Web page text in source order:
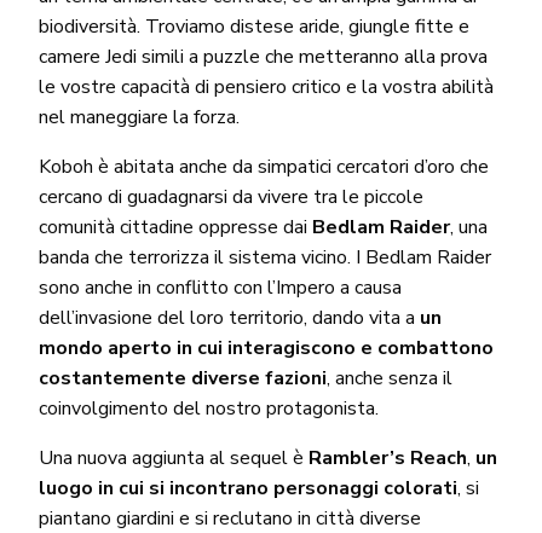
biodiversità. Troviamo distese aride, giungle fitte e
camere Jedi simili a puzzle che metteranno alla prova
le vostre capacità di pensiero critico e la vostra abilità
nel maneggiare la forza.
Koboh è abitata anche da simpatici cercatori d’oro che
cercano di guadagnarsi da vivere tra le piccole
comunità cittadine oppresse dai Bedlam Raider, una
banda che terrorizza il sistema vicino. I Bedlam Raider
sono anche in conflitto con l’Impero a causa
dell’invasione del loro territorio, dando vita a un
mondo aperto in cui interagiscono e combattono
costantemente diverse fazioni, anche senza il
coinvolgimento del nostro protagonista.
Una nuova aggiunta al sequel è Rambler’s Reach, un
luogo in cui si incontrano personaggi colorati, si
piantano giardini e si reclutano in città diverse